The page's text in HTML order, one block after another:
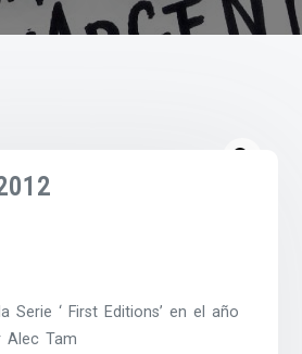
Serie ‘ First Editions’ en el año
Alec Tam